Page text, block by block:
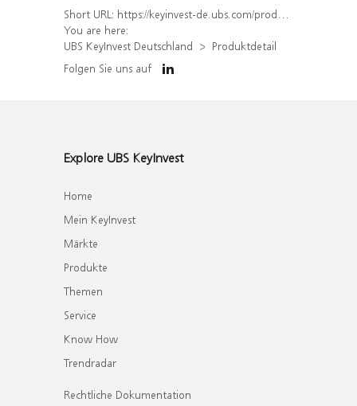
Short URL: https://keyinvest-de.ubs.com/produkt/detail/index/isin/DE000WA7MZ80
You are here:
UBS KeyInvest Deutschland
Produktdetail
Folgen Sie uns auf
Explore UBS KeyInvest
Home
Mein KeyInvest
Märkte
Produkte
Themen
Service
Know How
Trendradar
Rechtliche Dokumentation